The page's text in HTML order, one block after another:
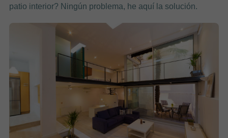
patio interior? Ningún problema, he aquí la solución.